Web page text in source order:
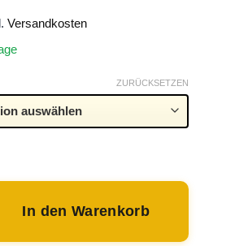
Versandkosten
ZURÜCKSETZEN
selbstklebend, Ausgang Hinweisschild
In den Warenkorb